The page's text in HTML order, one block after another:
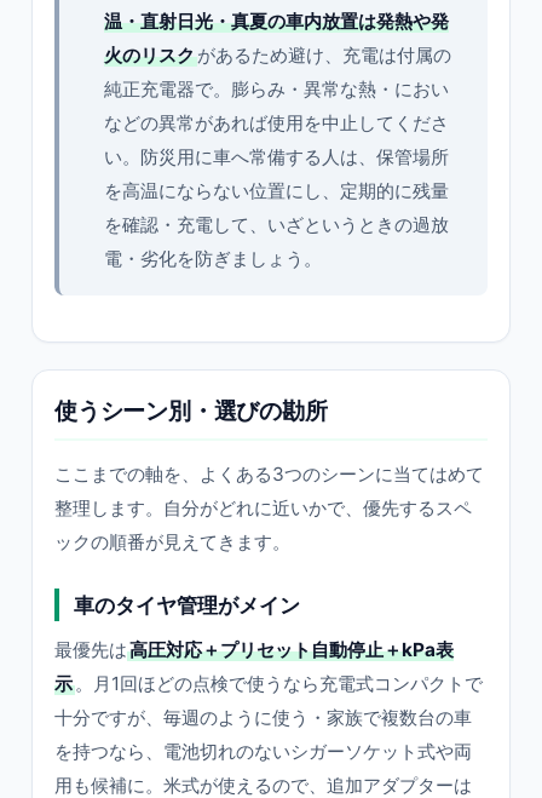
温・直射日光・真夏の車内放置は発熱や発
火のリスクがあるため避け、充電は付属の
純正充電器で。膨らみ・異常な熱・におい
などの異常があれば使用を中止してくださ
い。防災用に車へ常備する人は、保管場所
を高温にならない位置にし、定期的に残量
を確認・充電して、いざというときの過放
電・劣化を防ぎましょう。
使うシーン別・選びの勘所
ここまでの軸を、よくある3つのシーンに当てはめて
整理します。自分がどれに近いかで、優先するスペ
ックの順番が見えてきます。
車のタイヤ管理がメイン
最優先は高圧対応＋プリセット自動停止＋kPa表
示。月1回ほどの点検で使うなら充電式コンパクトで
十分ですが、毎週のように使う・家族で複数台の車
を持つなら、電池切れのないシガーソケット式や両
用も候補に。米式が使えるので、追加アダプターは